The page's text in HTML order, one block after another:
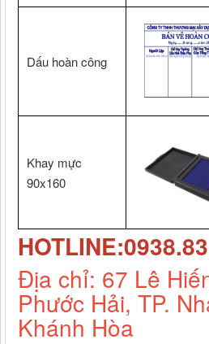
Dấu hoàn công
Khay mực
90x160
Địa chỉ: 67 Lê
Phước Hải, TP.
Khánh Hòa